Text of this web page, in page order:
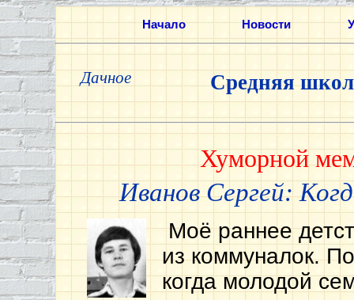
Начало Новости
Дачное Средняя
Хуморной
Иванов Сергей:
Моё раннее
из коммуналок.
когда молодой